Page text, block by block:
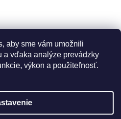
aby sme vám umožnili
a vďaka analýze prevádzky
výkon a použiteľnosť.